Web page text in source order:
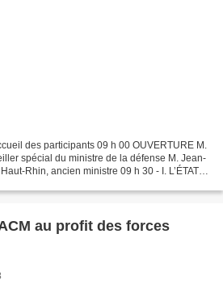
des participants 09 h 00 OUVERTURE M.
spécial du ministre de la défense M. Jean-
Rhin, ancien ministre 09 h 30 - I. L’ÉTAT
au profit des forces